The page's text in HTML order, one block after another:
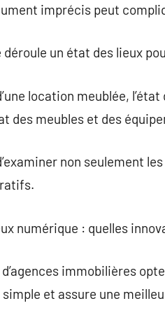
imprécis peut
déroule un état des lieux
location meublée,
des meubles et des
non seulement
numérique : quelles
d’agences immobilières
simple et assure une